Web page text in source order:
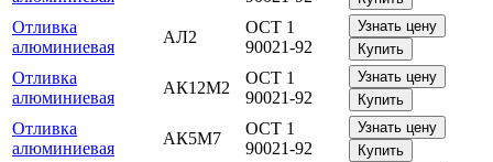
Отливка
алюминиевая
АЛ2
ОСТ 1
90021-92
Узнать цену
Купить
Отливка
алюминиевая
АК12М2
ОСТ 1
90021-92
Узнать цену
Купить
Отливка
алюминиевая
АК5М7
ОСТ 1
90021-92
Узнать цену
Купить